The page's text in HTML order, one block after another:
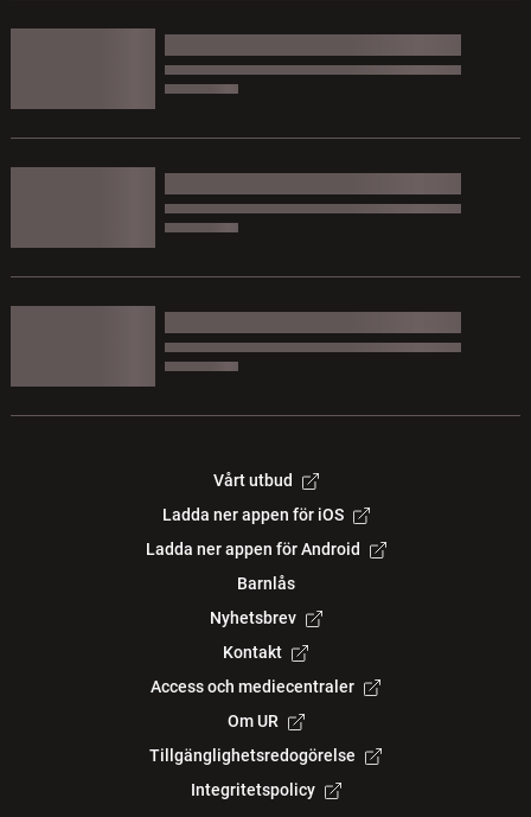
Vårt utbud
Ladda ner appen för iOS
Ladda ner appen för Android
Barnlås
Nyhetsbrev
Kontakt
Access och mediecentraler
Om UR
Tillgänglighetsredogörelse
Integritetspolicy